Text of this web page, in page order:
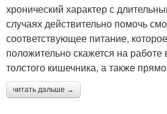
хронический характер с
случаях действительно помочь
соответствующее питание,
положительно скажется на работе
толстого кишечника, а также
читать дальше →